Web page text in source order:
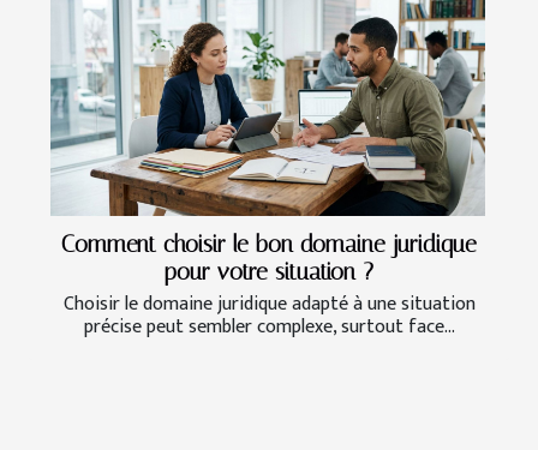
Comment choisir le bon domaine juridique
pour votre situation ?
Choisir le domaine juridique adapté à une situation
précise peut sembler complexe, surtout face...